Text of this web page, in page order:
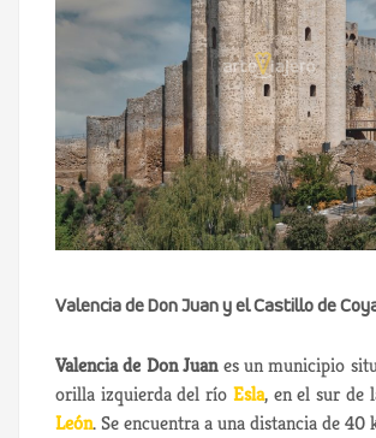
Valencia de Don Juan y el Castillo de
Valencia de Don Juanes un municipio
orilla izquierda del río Esla, en el sur de
León. Se encuentra a una distancia de 40